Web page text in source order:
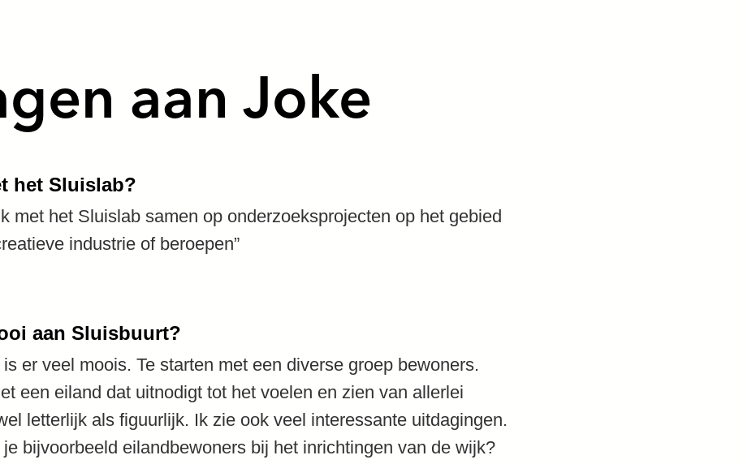
aan Joke
het Sluislab?
met het Sluislab samen op onderzoeksprojecten op het gebied
industrie of beroepen”
aan Sluisbuurt?
er veel moois. Te starten met een diverse groep bewoners.
een eiland dat uitnodigt tot het voelen en zien van allerlei
letterlijk als figuurlijk. Ik zie ook veel interessante uitdagingen.
bijvoorbeeld eilandbewoners bij het inrichtingen van de wijk?